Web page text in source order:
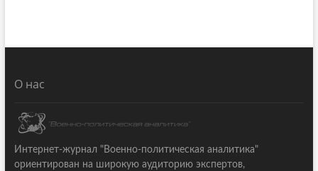
О нас
Интернет-журнал "Военно-политическая аналитика"
ориентирован на широкую аудиторию экспертов,